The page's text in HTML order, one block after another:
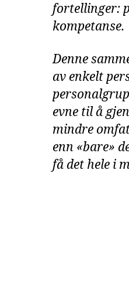
fortellinger:
kompetanse.
Denne
av enkelt
evne til å
mindre
enn «bare»
få det hele i